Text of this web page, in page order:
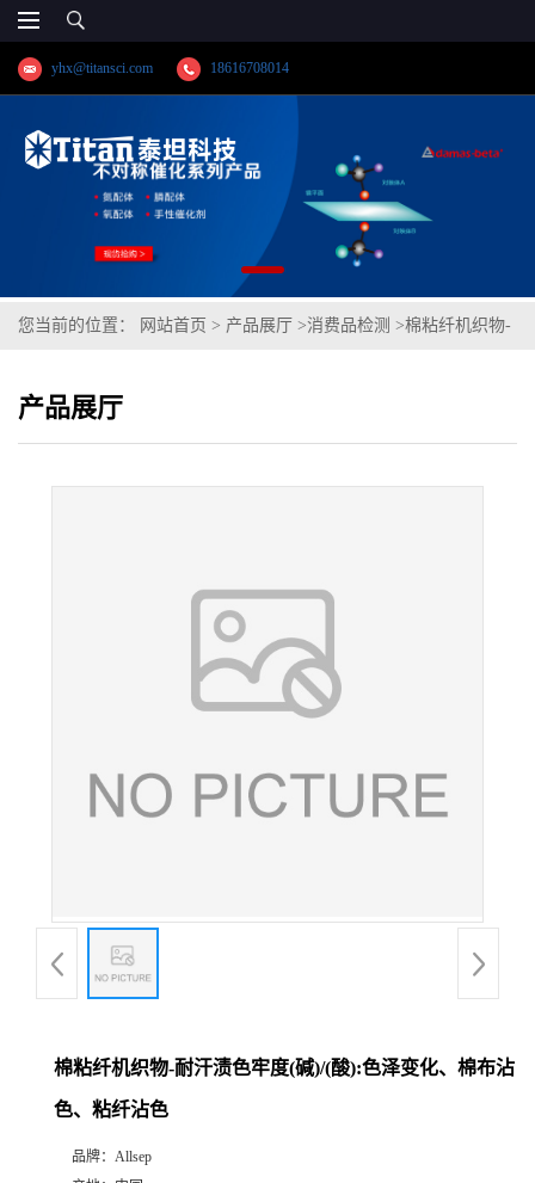
yhx@titansci.com 18616708014
您当前的位置： 网站首页 > 产品展厅 >消费品检测 >棉粘纤机织物-
产品展厅
棉粘纤机织物-耐汗渍色牢度(碱)/(酸):色泽变化、棉布沾
色、粘纤沾色
品牌： Allsep